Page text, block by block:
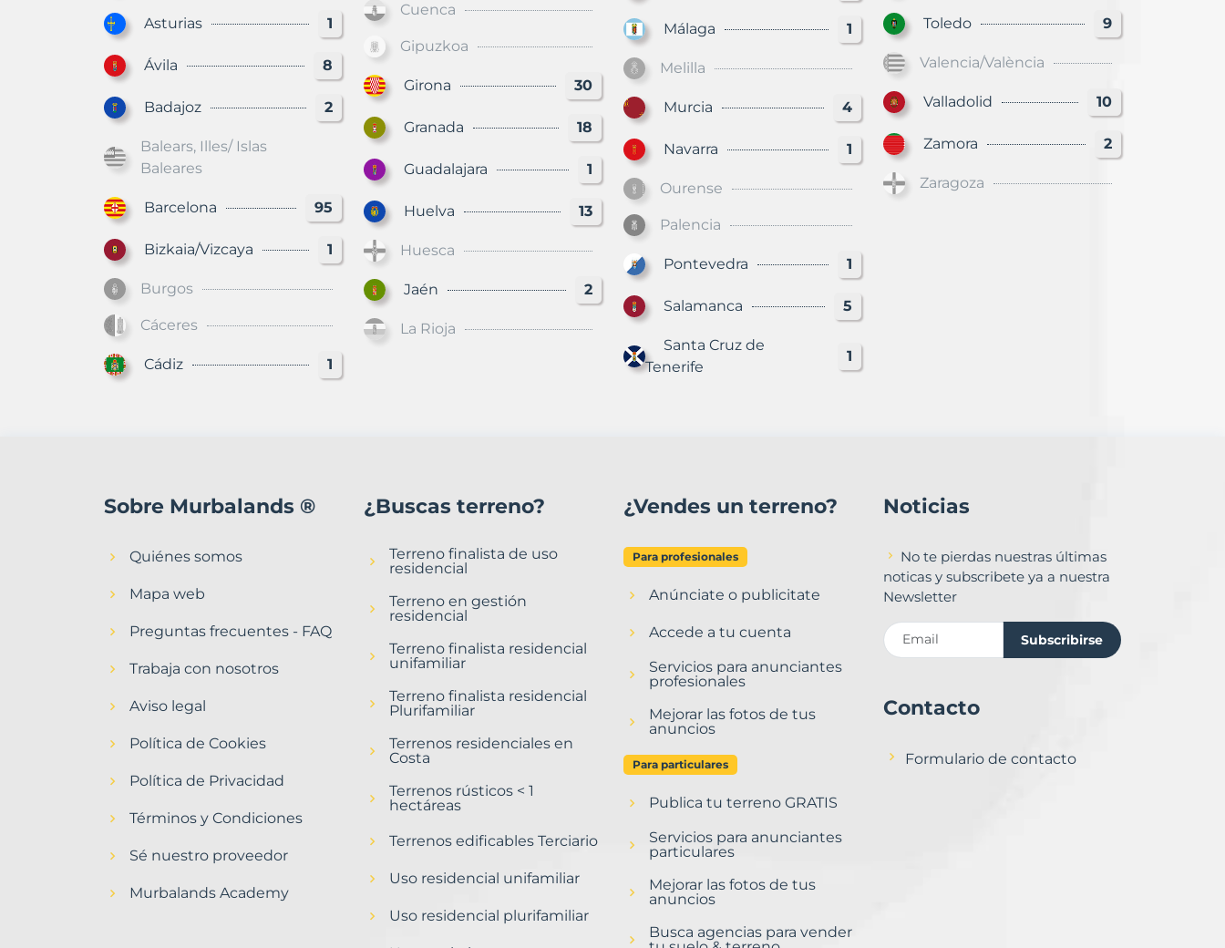
Asturias 1
Ávila 8
Badajoz 2
Balears, Illes/ Islas
Baleares
Barcelona 95
Bizkaia/Vizcaya 1
Burgos
Cáceres
Cádiz 1
Cuenca
Gipuzkoa
Girona 30
Granada 18
Guadalajara 1
Huelva 13
Huesca
Jaén 2
La Rioja
Málaga 1
Melilla
Murcia 4
Navarra 1
Ourense
Palencia
Pontevedra 1
Salamanca 5
Santa Cruz de
Tenerife
1
Toledo 9
Valencia/València
Valladolid 10
Zamora 2
Zaragoza
Sobre Murbalands ®
Quiénes somos
Mapa web
Preguntas frecuentes - FAQ
Trabaja con nosotros
Aviso legal
Política de Cookies
Política de Privacidad
Términos y Condiciones
Sé nuestro proveedor
Murbalands Academy
¿Buscas terreno?
Terreno finalista de uso
residencial
Terreno en gestión
residencial
Terreno finalista residencial
unifamiliar
Terreno finalista residencial
Plurifamiliar
Terrenos residenciales en
Costa
Terrenos rústicos < 1
hectáreas
Terrenos edificables Terciario
Uso residencial unifamiliar
Uso residencial plurifamiliar
¿Vendes un terreno?
Para profesionales
Anúnciate o publicitate
Accede a tu cuenta
Servicios para anunciantes
profesionales
Mejorar las fotos de tus
anuncios
Para particulares
Publica tu terreno GRATIS
Servicios para anunciantes
particulares
Mejorar las fotos de tus
anuncios
Busca agencias para vender
Noticias
No te pierdas nuestras últimas
noticas y subscribete ya a nuestra
Newsletter
Subscribirse
Contacto
Formulario de contacto